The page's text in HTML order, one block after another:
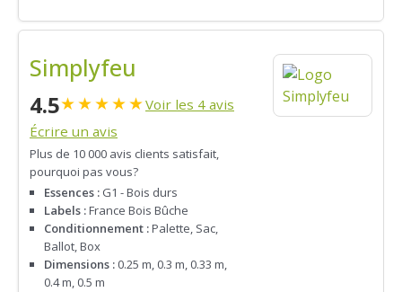
Simplyfeu
4.5★★★★★Voir les 4 avis
Écrire un avis
Plus de 10 000 avis clients satisfait,
pourquoi pas vous?
Essences : G1 - Bois durs
Labels :France Bois Bûche
Conditionnement :Palette, Sac,
Ballot, Box
Dimensions : 0.25 m, 0.3 m, 0.33 m,
0.4 m, 0.5 m